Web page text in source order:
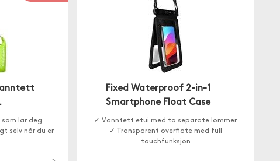
lar deg
selv når du er
Fixed Waterproof 2-in-1
Smartphone Float Case
✓ Vanntett etui med to separate lommer
✓ Transparent overflate med full
touchfunksjon